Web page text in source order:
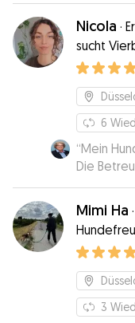
Nicola ·
sucht
6
“Mein
Die
wohl
Kann ich
Mimi Ha ·
3